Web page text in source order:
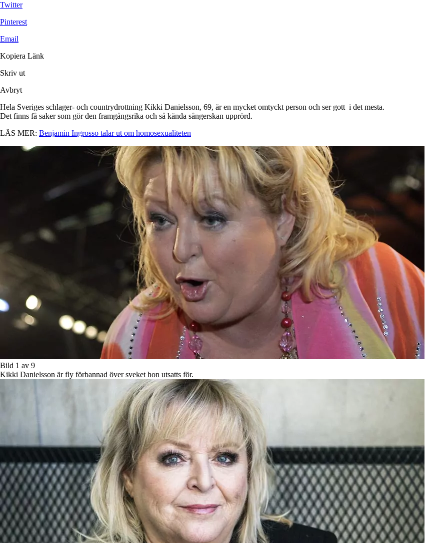
Twitter
Pinterest
Email
Kopiera Länk
Skriv ut
Avbryt
Hela Sveriges schlager- och countrydrottning Kikki Danielsson, 69, är en mycket omtyckt person och ser gott i det mesta.
Det finns få saker som gör den framgångsrika och så kända sångerskan upprörd.
LÄS MER: Benjamin Ingrosso talar ut om homosexualiteten
Bild 1 av 9
Kikki Danielsson är fly förbannad över sveket hon utsatts för.